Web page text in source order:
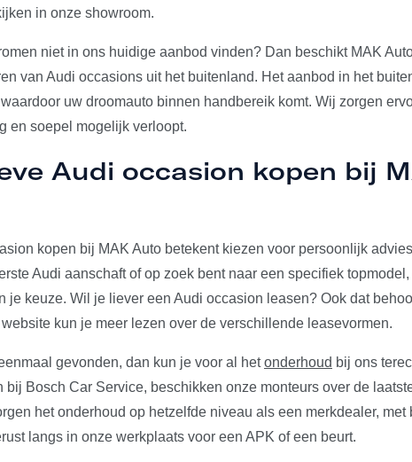
in onze showroom.
niet in ons huidige aanbod vinden? Dan beschikt MAK
van Audi occasions uit het buitenland. Het aanbod in het
uw droomauto binnen handbereik komt. Wij zorgen
en soepel mogelijk verloopt.
Audi occasion kopen bij
kopen bij MAK Auto betekent kiezen voor persoonlijk
Audi aanschaft of op zoek bent naar een specifiek
je keuze. Wil je liever een Audi occasion leasen? Ook dat
kun je meer lezen over de verschillende leasevormen.
gevonden, dan kun je voor al hetonderhoud bij ons
bij Bosch Car Service, beschikken onze monteurs over de
het onderhoud op hetzelfde niveau als een merkdealer, met
langs in onze werkplaats voor een APK of een beurt.